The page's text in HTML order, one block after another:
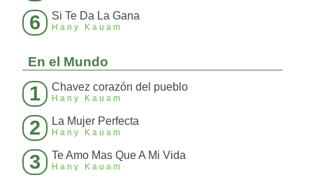
6 Si Te Da La Gana
Hany Kauam
En el Mundo
1 Chavez corazón del pueblo
Hany Kauam
2 La Mujer Perfecta
Hany Kauam
3 Te Amo Mas Que A Mi Vida
Hany Kauam